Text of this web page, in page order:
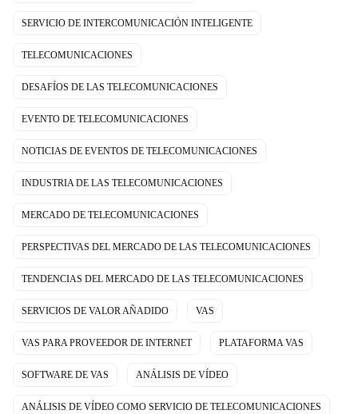
SERVICIO DE INTERCOMUNICACIÓN INTELIGENTE
TELECOMUNICACIONES
DESAFÍOS DE LAS TELECOMUNICACIONES
EVENTO DE TELECOMUNICACIONES
NOTICIAS DE EVENTOS DE TELECOMUNICACIONES
INDUSTRIA DE LAS TELECOMUNICACIONES
MERCADO DE TELECOMUNICACIONES
PERSPECTIVAS DEL MERCADO DE LAS TELECOMUNICACIONES
TENDENCIAS DEL MERCADO DE LAS TELECOMUNICACIONES
SERVICIOS DE VALOR AÑADIDO VAS
VAS PARA PROVEEDOR DE INTERNET PLATAFORMA VAS
SOFTWARE DE VAS ANÁLISIS DE VÍDEO
ANÁLISIS DE VÍDEO COMO SERVICIO DE TELECOMUNICACIONES